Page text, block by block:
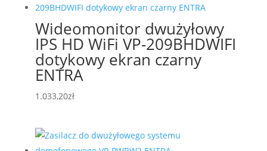
Wideomonitor dwużyłowy
IPS HD WiFi VP-209BHDWIFI
dotykowy ekran czarny
ENTRA
1.033,20zł